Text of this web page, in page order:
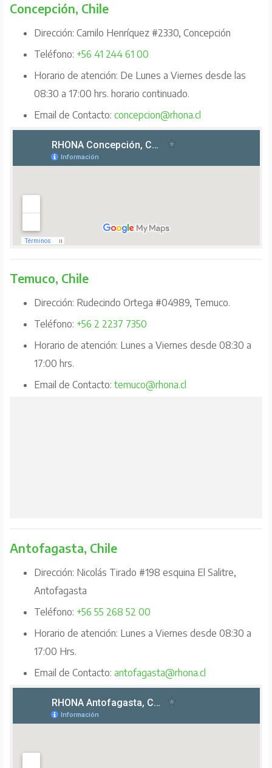
Concepción, Chile
Dirección: Camilo Henríquez #2330, Concepción
Teléfono: +56 41 244 61 00
Horario de atención: De Lunes a Viernes desde las
08:30 a 17:00 hrs. horario continuado.
Email de Contacto: concepcion@rhona.cl
Temuco, Chile
Dirección: Rudecindo Ortega #04989, Temuco.
Teléfono: +56 2 2237 7350
Horario de atención: Lunes a Viernes desde 08:30 a
17:00 hrs.
Email de Contacto: temuco@rhona.cl
Antofagasta, Chile
Dirección: Nicolás Tirado #198 esquina El Salitre,
Antofagasta
Teléfono: +56 55 268 52 00
Horario de atención: Lunes a Viernes desde 08:30 a
17:00 Hrs.
Email de Contacto: antofagasta@rhona.cl